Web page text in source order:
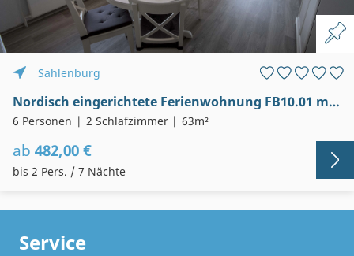
Sahlenburg
Nordisch eingerichtete Ferienwohnung FB10.01 mit Seeblick
6 Personen 2 Schlafzimmer 63m²
ab 482,00 €
bis 2 Pers. / 7 Nächte
Service